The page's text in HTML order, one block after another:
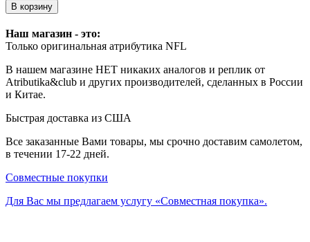
В корзину
Наш магазин - это:
Только оригинальная атрибутика NFL
В нашем магазине НЕТ никаких аналогов и реплик от
Atributika&club и других производителей, сделанных в России
и Китае.
Быстрая доставка из США
Все заказанные Вами товары, мы срочно доставим самолетом,
в течении 17-22 дней.
Совместные покупки
Для Вас мы предлагаем услугу «Совместная покупка».